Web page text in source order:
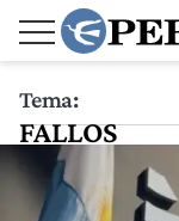
Tema:
FALLOS